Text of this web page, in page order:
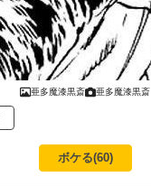
亜多魔漆黒斎 亜多魔漆黒斎
ボケる(60)